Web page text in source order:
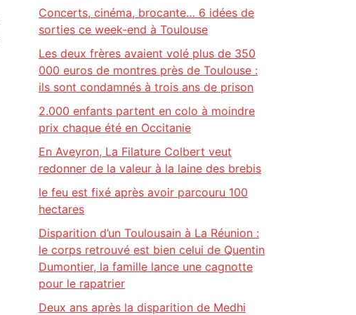
Concerts, cinéma, brocante… 6 idées de
sorties ce week-end à Toulouse
Les deux frères avaient volé plus de 350
000 euros de montres près de Toulouse :
ils sont condamnés à trois ans de prison
2.000 enfants partent en colo à moindre
prix chaque été en Occitanie
En Aveyron, La Filature Colbert veut
redonner de la valeur à la laine des brebis
le feu est fixé après avoir parcouru 100
hectares
Disparition d’un Toulousain à La Réunion :
le corps retrouvé est bien celui de Quentin
Dumontier, la famille lance une cagnotte
pour le rapatrier
Deux ans après la disparition de Medhi